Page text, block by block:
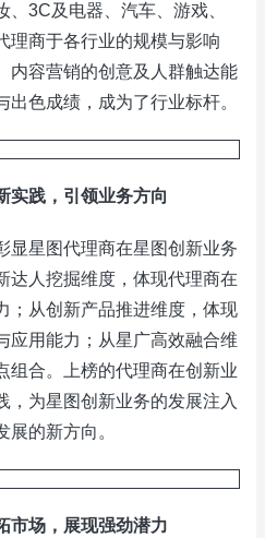
3C及电器、汽车、游戏、
理商于各行业的规模与影响
内容营销的创意及人群触达能
色成绩，成为了行业标杆。
实践，引领业务方向
星图代理商在星图创新业务
达人挖掘维度，体现代理商在
；从创新产品推进维度，体现
应用能力；从星广高效融合维
组合。上榜的代理商在创新业
，为星图创新业务的发展注入
的新方向。
市场，展现强劲潜力